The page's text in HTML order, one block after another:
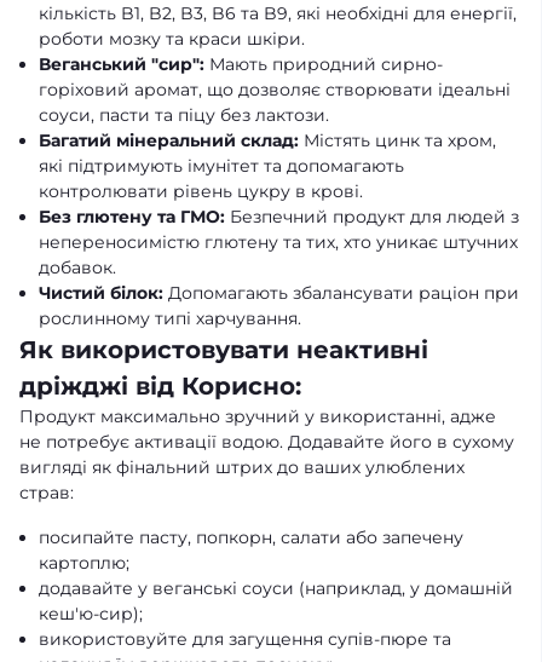
кількість B1, B2, B3, B6 та B9, які необхідні для енергії,
роботи мозку та краси шкіри.
Веганський "сир": Мають природний сирно-
горіховий аромат, що дозволяє створювати ідеальні
соуси, пасти та піцу без лактози.
Багатий мінеральний склад: Містять цинк та хром,
які підтримують імунітет та допомагають
контролювати рівень цукру в крові.
Без глютену та ГМО: Безпечний продукт для людей з
непереносимістю глютену та тих, хто уникає штучних
добавок.
Чистий білок: Допомагають збалансувати раціон при
рослинному типі харчування.
Як використовувати неактивні
дріжджі від Корисно:
Продукт максимально зручний у використанні, адже
не потребує активації водою. Додавайте його в сухому
вигляді як фінальний штрих до ваших улюблених
страв:
посипайте пасту, попкорн, салати або запечену
картоплю;
додавайте у веганські соуси (наприклад, у домашній
кеш'ю-сир);
використовуйте для загущення супів-пюре та